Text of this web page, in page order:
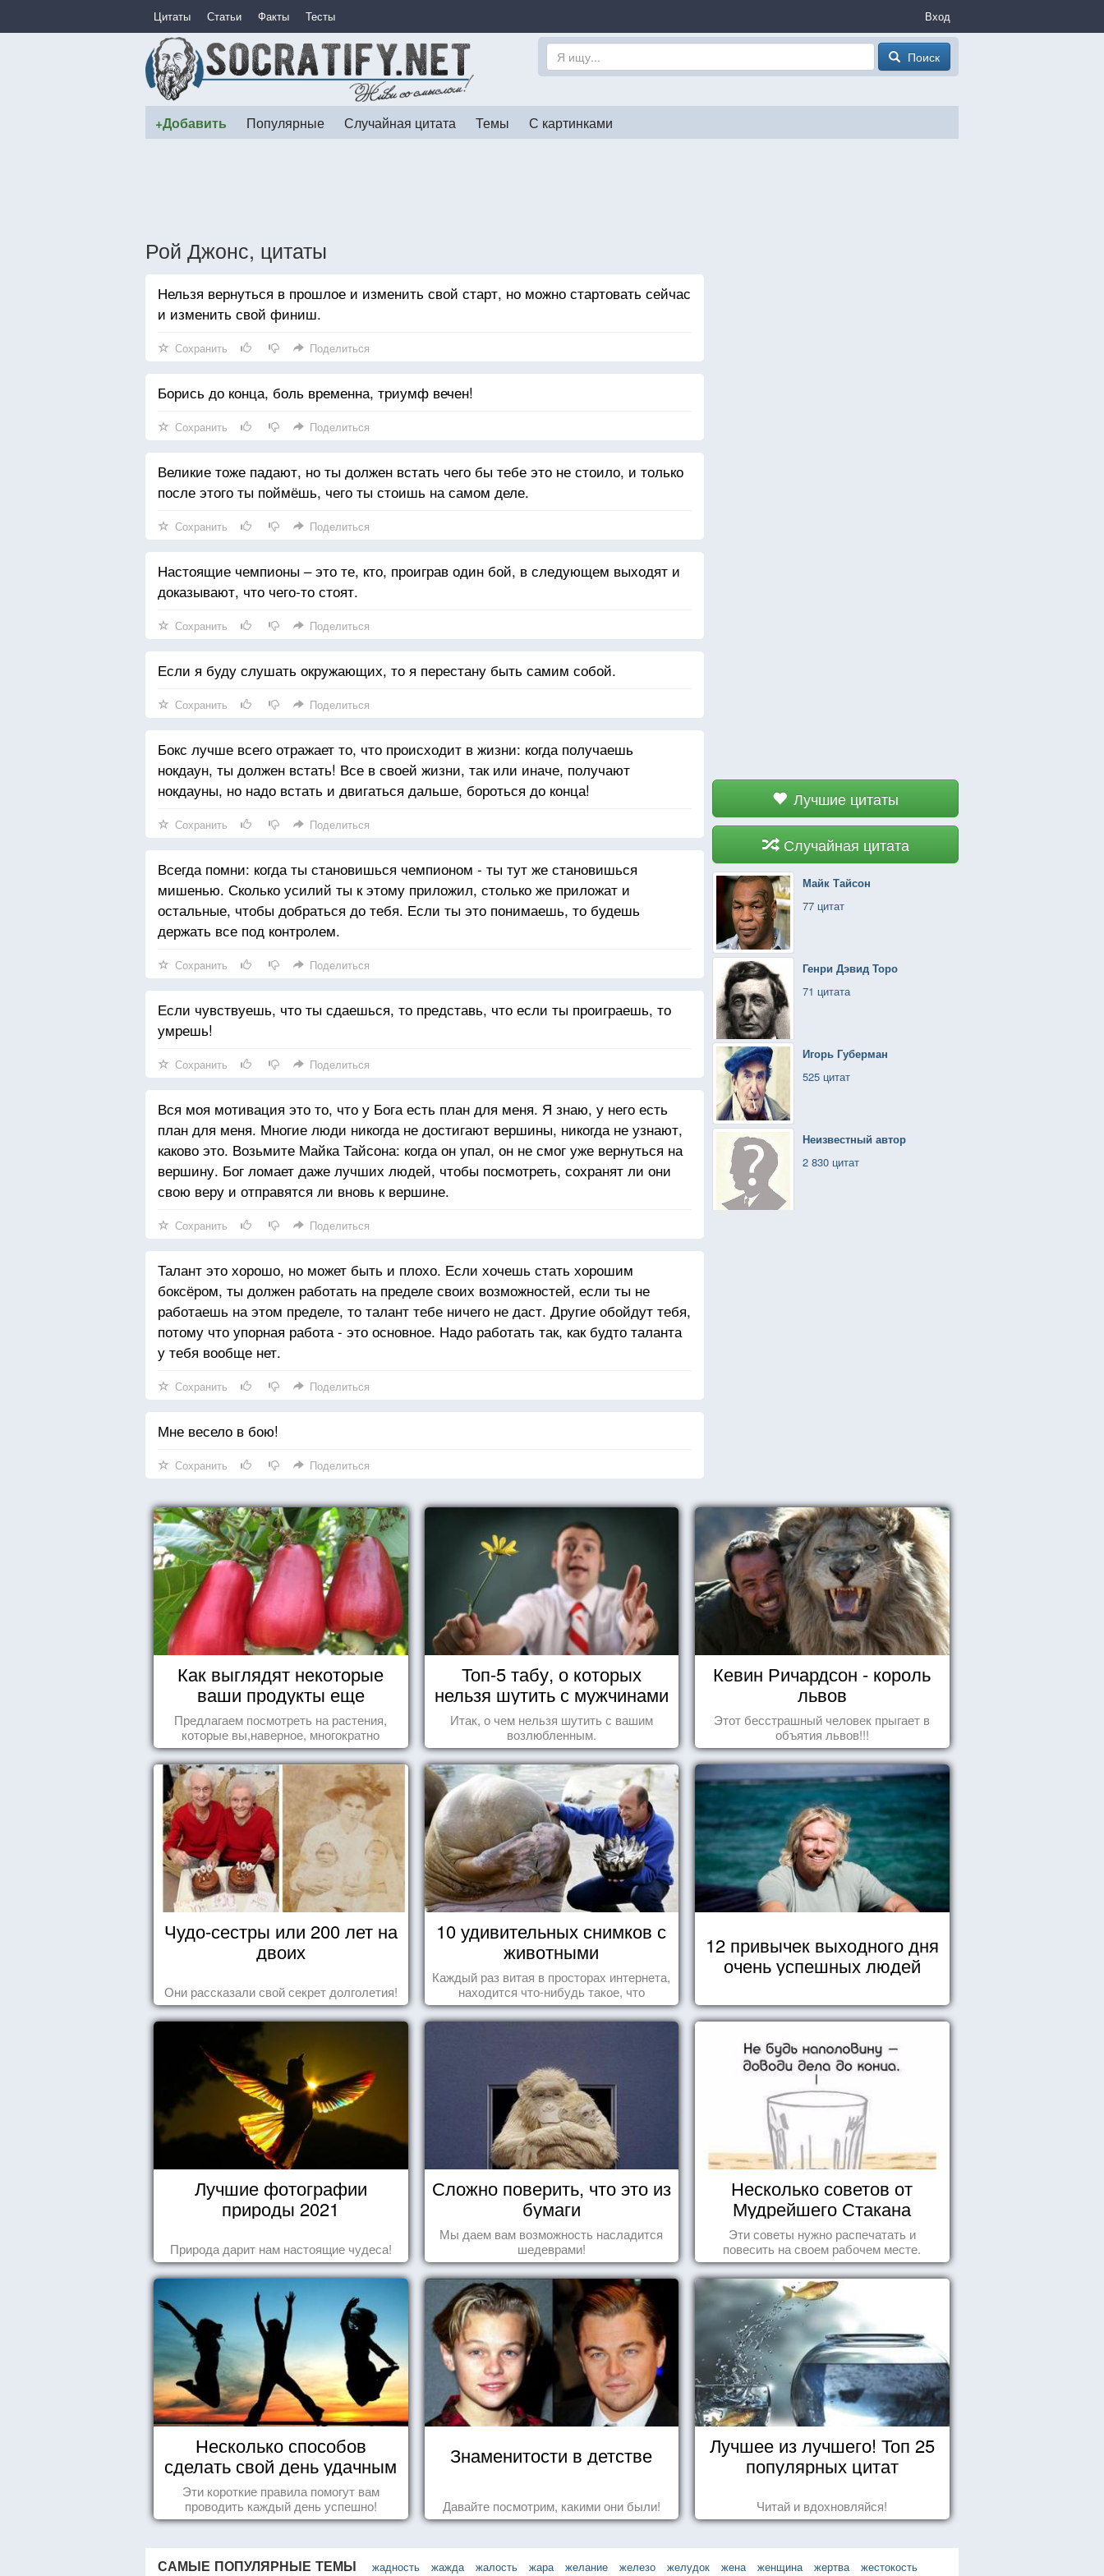
Цитаты Статьи Факты Тесты Вход
Поиск
+Добавить Популярные Случайная цитата Темы С картинками
Рой Джонс, цитаты
Лучшие цитаты
Случайная цитата
Майк Тайсон
77 цитат
Генри Дэвид Торо
71 цитата
Игорь Губерман
525 цитат
Неизвестный автор
2 830 цитат
Нельзя вернуться в прошлое и изменить свой старт, но можно стартовать сейчас
и изменить свой финиш.
Сохранить Поделиться
Борись до конца, боль временна, триумф вечен!
Сохранить Поделиться
Великие тоже падают, но ты должен встать чего бы тебе это не стоило, и только
после этого ты поймёшь, чего ты стоишь на самом деле.
Сохранить Поделиться
Настоящие чемпионы – это те, кто, проиграв один бой, в следующем выходят и
доказывают, что чего-то стоят.
Сохранить Поделиться
Если я буду слушать окружающих, то я перестану быть самим собой.
Сохранить Поделиться
Бокс лучше всего отражает то, что происходит в жизни: когда получаешь
нокдаун, ты должен встать! Все в своей жизни, так или иначе, получают
нокдауны, но надо встать и двигаться дальше, бороться до конца!
Сохранить Поделиться
Всегда помни: когда ты становишься чемпионом - ты тут же становишься
мишенью. Сколько усилий ты к этому приложил, столько же приложат и
остальные, чтобы добраться до тебя. Если ты это понимаешь, то будешь
держать все под контролем.
Сохранить Поделиться
Если чувствуешь, что ты сдаешься, то представь, что если ты проиграешь, то
умрешь!
Сохранить Поделиться
Вся моя мотивация это то, что у Бога есть план для меня. Я знаю, у него есть
план для меня. Многие люди никогда не достигают вершины, никогда не узнают,
каково это. Возьмите Майка Тайсона: когда он упал, он не смог уже вернуться на
вершину. Бог ломает даже лучших людей, чтобы посмотреть, сохранят ли они
свою веру и отправятся ли вновь к вершине.
Сохранить Поделиться
Талант это хорошо, но может быть и плохо. Если хочешь стать хорошим
боксёром, ты должен работать на пределе своих возможностей, если ты не
работаешь на этом пределе, то талант тебе ничего не даст. Другие обойдут тебя,
потому что упорная работа - это основное. Надо работать так, как будто таланта
у тебя вообще нет.
Сохранить Поделиться
Мне весело в бою!
Сохранить Поделиться
Как выглядят некоторые
ваши продукты еще
живыми?
Предлагаем посмотреть на растения,
которые вы,наверное, многократно
видели , но никогда не представляли
себе, что употребляете их в пищу.
Топ-5 табу, о которых
нельзя шутить с мужчинами
Итак, о чем нельзя шутить с вашим
возлюбленным.
Кевин Ричардсон - король
львов
Этот бесстрашный человек прыгает в
объятия львов!!!
Чудо-сестры или 200 лет на
двоих
Они рассказали свой секрет долголетия!
10 удивительных снимков с
животными
Каждый раз витая в просторах интернета,
находится что-нибудь такое, что
заставляет улыбнуться, удивиться,
восхититься...
12 привычек выходного дня
очень успешных людей
Лучшие фотографии
природы 2021
Природа дарит нам настоящие чудеса!
Сложно поверить, что это из
бумаги
Мы даем вам возможность насладится
шедеврами!
Несколько советов от
Мудрейшего Стакана
Эти советы нужно распечатать и
повесить на своем рабочем месте.
Несколько способов
сделать свой день удачным
Эти короткие правила помогут вам
проводить каждый день успешно!
Знаменитости в детстве
Давайте посмотрим, какими они были!
Лучшее из лучшего! Топ 25
популярных цитат
Читай и вдохновляйся!
САМЫЕ ПОПУЛЯРНЫЕ ТЕМЫ жадность жажда жалость жара желание железо желудок жена женщина жертва
жестокость